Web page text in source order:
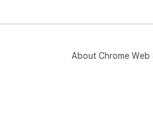
About Chrome Web